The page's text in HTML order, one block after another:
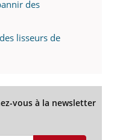
des
lisseurs de
vous à la newsletter